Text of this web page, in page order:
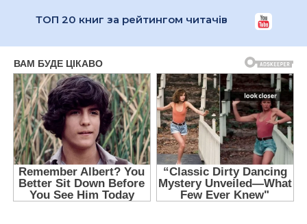
ТОП 20 книг за рейтингом читачів